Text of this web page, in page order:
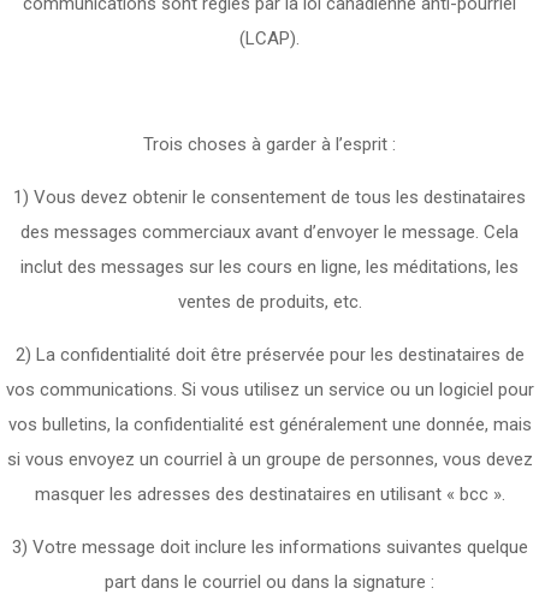
(LCAP).
Trois choses à garder à l’esprit :
1) Vous devez obtenir le consentement de tous les destinataires
des messages commerciaux avant d’envoyer le message. Cela
inclut des messages sur les cours en ligne, les méditations, les
ventes de produits, etc.
2) La confidentialité doit être préservée pour les destinataires de
vos communications. Si vous utilisez un service ou un logiciel pour
vos bulletins, la confidentialité est généralement une donnée, mais
si vous envoyez un courriel à un groupe de personnes, vous devez
masquer les adresses des destinataires en utilisant « bcc ».
3) Votre message doit inclure les informations suivantes quelque
part dans le courriel ou dans la signature :